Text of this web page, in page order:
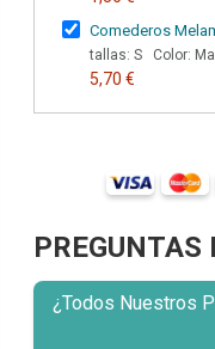
Comederos
tallas: S Color:
5,70 €
PREGUNTAS
¿Todos Nuestros